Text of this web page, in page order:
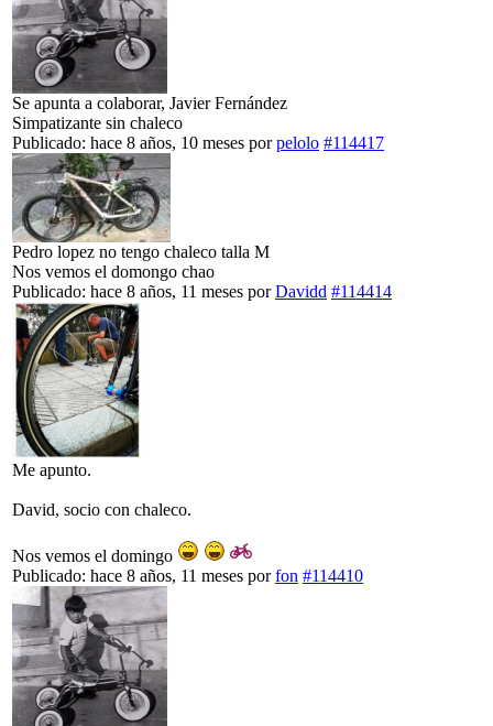
Se apunta a colaborar, Javier Fernández
Simpatizante sin chaleco
Publicado: hace 8 años, 10 meses porpelolo #114417
Pedro lopez no tengo chaleco talla M
Nos vemos el domongo chao
Publicado: hace 8 años, 11 meses porDavidd #114414
Me apunto.
David, socio con chaleco.
Nos vemos el domingo
Publicado: hace 8 años, 11 meses porfon #114410